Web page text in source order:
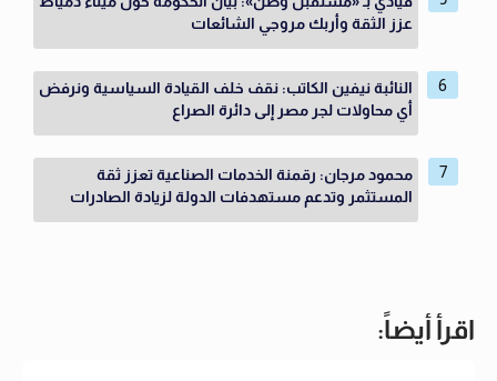
عزز الثقة وأربك مروجي الشائعات
النائبة نيفين الكاتب: نقف خلف القيادة السياسية ونرفض
أي محاولات لجر مصر إلى دائرة الصراع
محمود مرجان: رقمنة الخدمات الصناعية تعزز ثقة
المستثمر وتدعم مستهدفات الدولة لزيادة الصادرات
اقرأ أيضاً: